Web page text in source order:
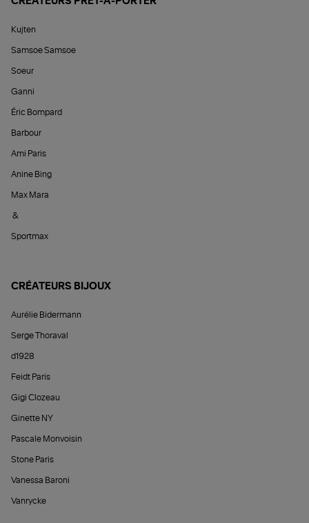
Kujten
Samsoe Samsoe
Soeur
Ganni
Éric Bompard
Barbour
Ami Paris
Anine Bing
Max Mara
&
Sportmax
CRÉATEURS BIJOUX
Aurélie Bidermann
Serge Thoraval
d1928
Feidt Paris
Gigi Clozeau
Ginette NY
Pascale Monvoisin
Stone Paris
Vanessa Baroni
Vanrycke